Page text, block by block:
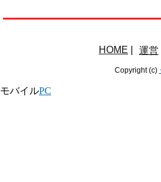
HOME 運営
Copyright (c)
モバイルPC